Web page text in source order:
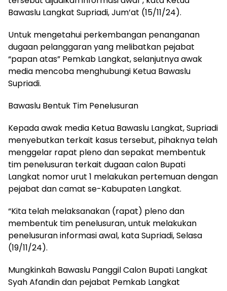
Bawaslu Langkat Supriadi, Jum’at (15/11/24).
Untuk mengetahui perkembangan penanganan
dugaan pelanggaran yang melibatkan pejabat
“papan atas” Pemkab Langkat, selanjutnya awak
media mencoba menghubungi Ketua Bawaslu
Supriadi.
Bawaslu Bentuk Tim Penelusuran
Kepada awak media Ketua Bawaslu Langkat, Supriadi
menyebutkan terkait kasus tersebut, pihaknya telah
menggelar rapat pleno dan sepakat membentuk
tim penelusuran terkait dugaan calon Bupati
Langkat nomor urut 1 melakukan pertemuan dengan
pejabat dan camat se-Kabupaten Langkat.
“Kita telah melaksanakan (rapat) pleno dan
membentuk tim penelusuran, untuk melakukan
penelusuran informasi awal, kata Supriadi, Selasa
(19/11/24).
Mungkinkah Bawaslu Panggil Calon Bupati Langkat
Syah Afandin dan pejabat Pemkab Langkat